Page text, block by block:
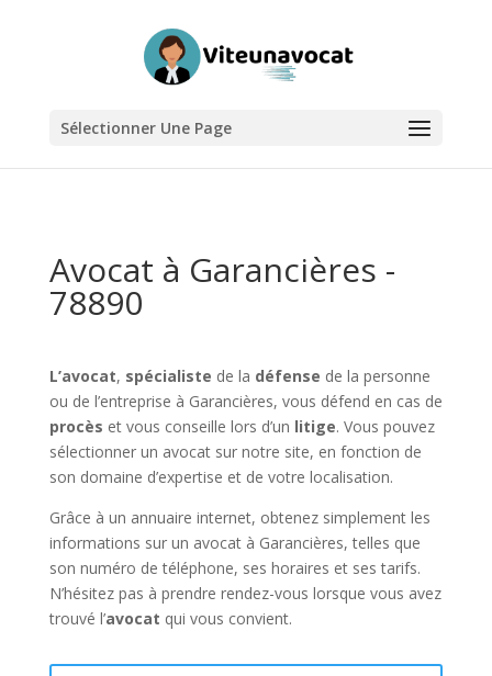
Sélectionner Une Page
Avocat à Garancières -
78890
L’avocat, spécialiste de la défense de la personne
ou de l’entreprise à Garancières, vous défend en cas de
procès et vous conseille lors d’un litige. Vous pouvez
sélectionner un avocat sur notre site, en fonction de
son domaine d’expertise et de votre localisation.
Grâce à un annuaire internet, obtenez simplement les
informations sur un avocat à Garancières, telles que
son numéro de téléphone, ses horaires et ses tarifs.
N’hésitez pas à prendre rendez-vous lorsque vous avez
trouvé l’avocat qui vous convient.